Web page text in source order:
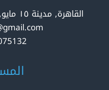
القاهرة, مدينة ١٥ مايو, مجاورة ٣, مول السلام